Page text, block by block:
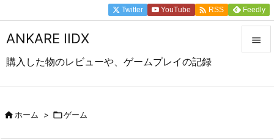
ANKARE IIDX
購入した物のレビューや、ゲームプレイの記録

Twitter YouTube  RSS Feedly
ホーム > ゲーム